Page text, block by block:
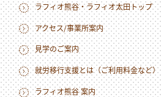
ラフィオ熊谷・ラフィオ太田トップ
就労移行支援とは（ご利用料金など）
アクセス/事業所案内
ラフィオ熊谷 案内
見学のご案内